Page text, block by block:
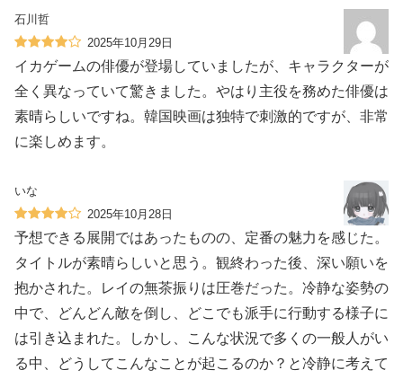
石川哲
2025年10月29日
イカゲームの俳優が登場していましたが、キャラクターが
全く異なっていて驚きました。やはり主役を務めた俳優は
素晴らしいですね。韓国映画は独特で刺激的ですが、非常
に楽しめます。
いな
2025年10月28日
予想できる展開ではあったものの、定番の魅力を感じた。
タイトルが素晴らしいと思う。観終わった後、深い願いを
抱かされた。レイの無茶振りは圧巻だった。冷静な姿勢の
中で、どんどん敵を倒し、どこでも派手に行動する様子に
は引き込まれた。しかし、こんな状況で多くの一般人がい
る中、どうしてこんなことが起こるのか？と冷静に考えて